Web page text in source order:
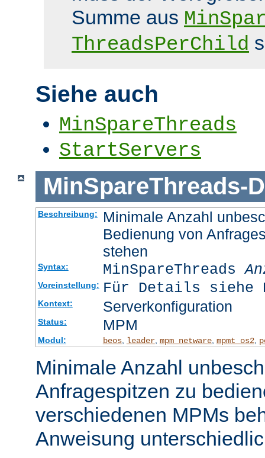
Summe aus
ThreadsPerChild
Siehe auch
MinSpareThreads
StartServers
MinSpareThreads-
Beschreibung:
Minimale Anzahl
Bedienung von
stehen
Syntax: MinSpareThreads
Voreinstellung: Für Details siehe
Kontext: Serverkonfiguration
Status: MPM
Modul: beos, leader, mpm_netware, mpmt_os2,
Minimale Anzahl
Anfragespitzen zu
verschiedenen MPMs
Anweisung